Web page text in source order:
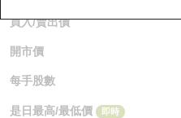
買入/賣出價
開市價
每手股數
是日最高/最低價 即時
認股證分析儀
認股證速算機
新發行瑞銀牛熊證
已收回牛熊證剩餘價值
街貨統計
三十大平均引伸波幅
科指成份股
相關資產沽空
牛熊證投資者教育
認股證牛熊證常問問題